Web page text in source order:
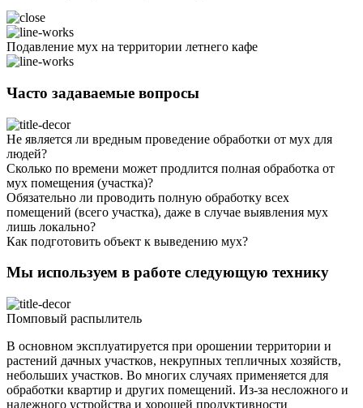
Подавление мух на территории летнего кафе
Часто задаваемые вопросы
Не является ли вредным проведение обработки от мух для
людей?
Сколько по времени может продлится полная обработка от
мух помещения (участка)?
Обязательно ли проводить полную обработку всех
помещений (всего участка), даже в случае выявления мух
лишь локально?
Как подготовить объект к выведению мух?
Мы используем в работе следующую технику
Помповый распылитель
В основном эксплуатируется при орошении территории и
растений дачных участков, некрупных тепличных хозяйств,
небольших участков. Во многих случаях применяется для
обработки квартир и других помещений. Из-за несложного и
надежного устройства и хорошей продуктивности